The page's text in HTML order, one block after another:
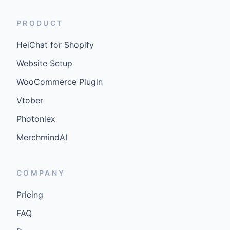
PRODUCT
HeiChat for Shopify
Website Setup
WooCommerce Plugin
Vtober
Photoniex
MerchmindAI
COMPANY
Pricing
FAQ